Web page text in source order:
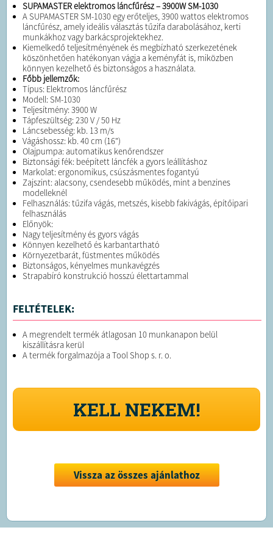
SUPAMASTER elektromos láncfűrész – 3900W SM-1030
A SUPAMASTER SM-1030 egy erőteljes, 3900 wattos elektromos
láncfűrész, amely ideális választás tűzifa darabolásához, kerti
munkákhoz vagy barkácsprojektekhez.
Kiemelkedő teljesítményének és megbízható szerkezetének
köszönhetően hatékonyan vágja a keményfát is, miközben
könnyen kezelhető és biztonságos a használata.
Főbb jellemzők:
Típus: Elektromos láncfűrész
Modell: SM-1030
Teljesítmény: 3900 W
Tápfeszültség: 230 V / 50 Hz
Láncsebesség: kb. 13 m/s
Vágáshossz: kb. 40 cm (16")
Olajpumpa: automatikus kenőrendszer
Biztonsági fék: beépített láncfék a gyors leállításhoz
Markolat: ergonomikus, csúszásmentes fogantyú
Zajszint: alacsony, csendesebb működés, mint a benzines
modelleknél
Felhasználás: tűzifa vágás, metszés, kisebb fakivágás, építőipari
felhasználás
Előnyök:
Nagy teljesítmény és gyors vágás
Könnyen kezelhető és karbantartható
Környezetbarát, füstmentes működés
Biztonságos, kényelmes munkavégzés
Strapabíró konstrukció hosszú élettartammal
FELTÉTELEK:
A megrendelt termék átlagosan 10 munkanapon belül
kiszállításra kerül
A termék forgalmazója a Tool Shop s. r. o.
KELL NEKEM!
Vissza az összes ajánlathoz